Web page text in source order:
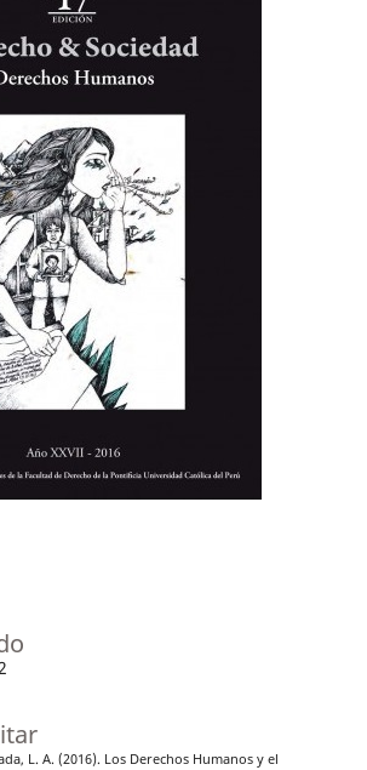
L. A. (2016). Los Derechos Humanos y el